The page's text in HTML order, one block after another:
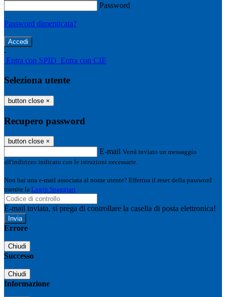
Password
Password dimenticata?
-
Entra con SPID Entra con CIE
Seleziona utente
button close ×
Recupero password
button close ×
E-mail Verrà inviato un messaggio
all'indirizzo indicato con le istruzioni necessarie.
Non hai una e-mail associata al nome utente? Effettua il reset della password
tramite la Login Spaggiari
E-mail inviata, si prega di controllare la casella di posta elettronica!
Errore
Chiudi
Successo
Chiudi
Informazione